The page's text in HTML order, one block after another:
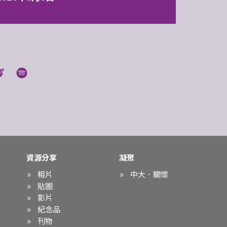
資源分享
相片
貼圖
影片
紀念品
刊物
凝聚
中大．關懷